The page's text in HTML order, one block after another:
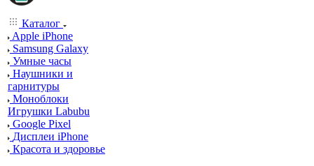
Каталог
Apple iPhone
Samsung Galaxy
Умные часы
Наушники и
гарнитуры
Моноблоки
Игрушки Labubu
Google Pixel
Дисплеи iPhone
Красота и здоровье